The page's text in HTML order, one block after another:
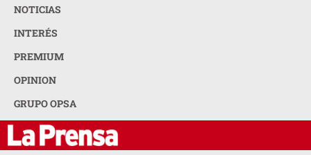
NOTICIAS
INTERÉS
PREMIUM
OPINION
GRUPO OPSA